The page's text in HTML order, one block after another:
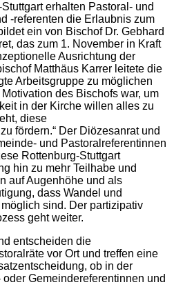
erhalten Pastoral- und
-referenten die Erlaubnis zum
ein von Bischof Dr. Gebhard
das zum 1. November in Kraft
Ausrichtung der
Matthäus Karrer leitete die
Arbeitsgruppe zu möglichen
des Bischofs war, um
in der Kirche willen alles zu
diese
fördern.“ Der Diözesanrat und
und Pastoralreferentinnen
Rottenburg-Stuttgart
hin zu mehr Teilhabe und
auf Augenhöhe und als
dass Wandel und
sind. Der partizipativ
geht weiter.
entscheiden die
vor Ort und treffen eine
ob in der
Gemeindereferentinnen und